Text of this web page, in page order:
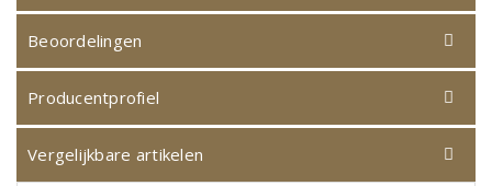
Beoordelingen
Producentprofiel
Vergelijkbare artikelen